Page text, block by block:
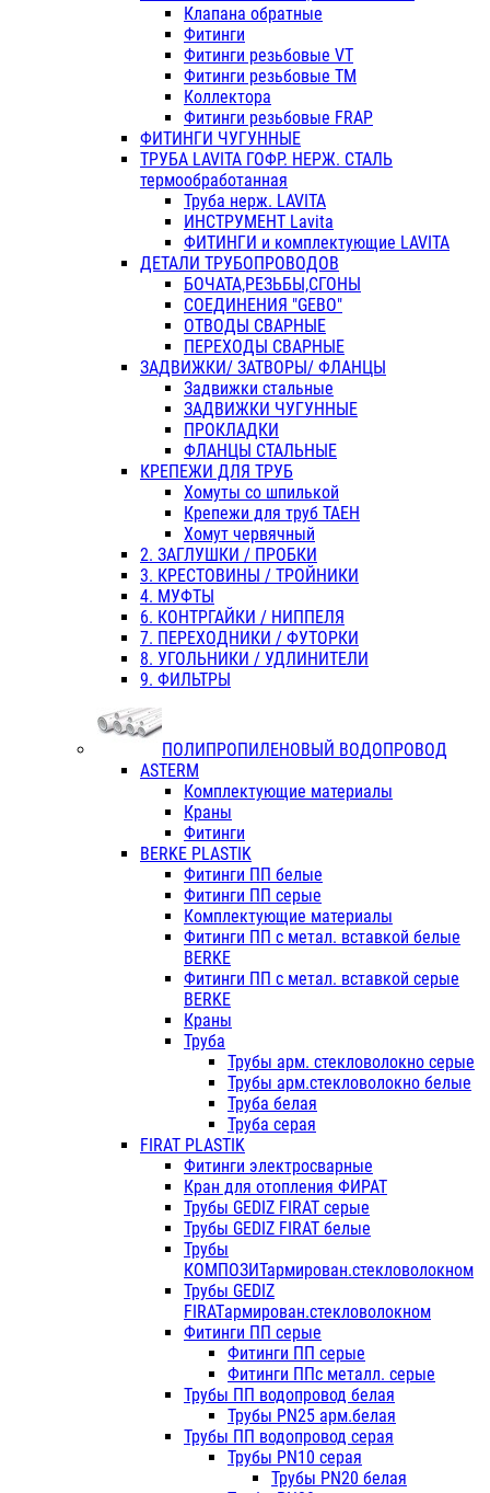
Клапана обратные
Фитинги
Фитинги резьбовые VT
Фитинги резьбовые ТМ
Коллектора
Фитинги резьбовые FRAP
ФИТИНГИ ЧУГУННЫЕ
ТРУБА LAVITA ГОФР. НЕРЖ. СТАЛЬ
термообработанная
Труба нерж. LAVITA
ИНСТРУМЕНТ Lavita
ФИТИНГИ и комплектующие LAVITA
ДЕТАЛИ ТРУБОПРОВОДОВ
БОЧАТА,РЕЗЬБЫ,СГОНЫ
СОЕДИНЕНИЯ "GEBO"
ОТВОДЫ СВАРНЫЕ
ПЕРЕХОДЫ СВАРНЫЕ
ЗАДВИЖКИ/ ЗАТВОРЫ/ ФЛАНЦЫ
Задвижки стальные
ЗАДВИЖКИ ЧУГУННЫЕ
ПРОКЛАДКИ
ФЛАНЦЫ СТАЛЬНЫЕ
КРЕПЕЖИ ДЛЯ ТРУБ
Хомуты со шпилькой
Крепежи для труб ТАЕН
Хомут червячный
2. ЗАГЛУШКИ / ПРОБКИ
3. КРЕСТОВИНЫ / ТРОЙНИКИ
4. МУФТЫ
6. КОНТРГАЙКИ / НИППЕЛЯ
7. ПЕРЕХОДНИКИ / ФУТОРКИ
8. УГОЛЬНИКИ / УДЛИНИТЕЛИ
9. ФИЛЬТРЫ
ПОЛИПРОПИЛЕНОВЫЙ ВОДОПРОВОД
ASTERM
Комплектующие материалы
Краны
Фитинги
BERKE PLASTIK
Фитинги ПП белые
Фитинги ПП серые
Комплектующие материалы
Фитинги ПП с метал. вставкой белые
BERKE
Фитинги ПП с метал. вставкой серые
BERKE
Краны
Труба
Трубы арм. стекловолокно серые
Трубы арм.стекловолокно белые
Труба белая
Труба серая
FIRAT PLASTIK
Фитинги электросварные
Кран для отопления ФИРАТ
Трубы GEDIZ FIRAT серые
Трубы GEDIZ FIRAT белые
Трубы
КОМПОЗИТармирован.стекловолокном
Трубы GEDIZ
FIRATармирован.стекловолокном
Фитинги ПП серые
Фитинги ПП серые
Фитинги ППс металл. серые
Трубы ПП водопровод белая
Трубы PN25 арм.белая
Трубы ПП водопровод серая
Трубы PN10 серая
Трубы PN20 белая